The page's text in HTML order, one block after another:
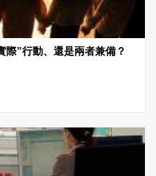
際”行動、還是兩者兼備？